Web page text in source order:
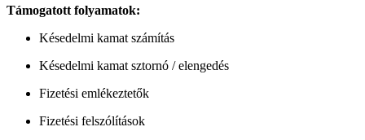
Támogatott folyamatok:
Késedelmi kamat számítás
Késedelmi kamat sztornó / elengedés
Fizetési emlékeztetők
Fizetési felszólítások